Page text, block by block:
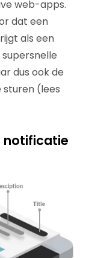
web-apps.
dat een
als een
dus ook de
sturen (lees
notificatie